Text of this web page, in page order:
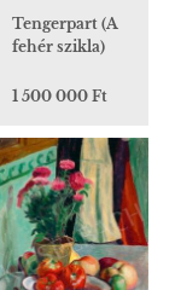
Tengerpart (A
fehér szikla)
1 500 000 Ft